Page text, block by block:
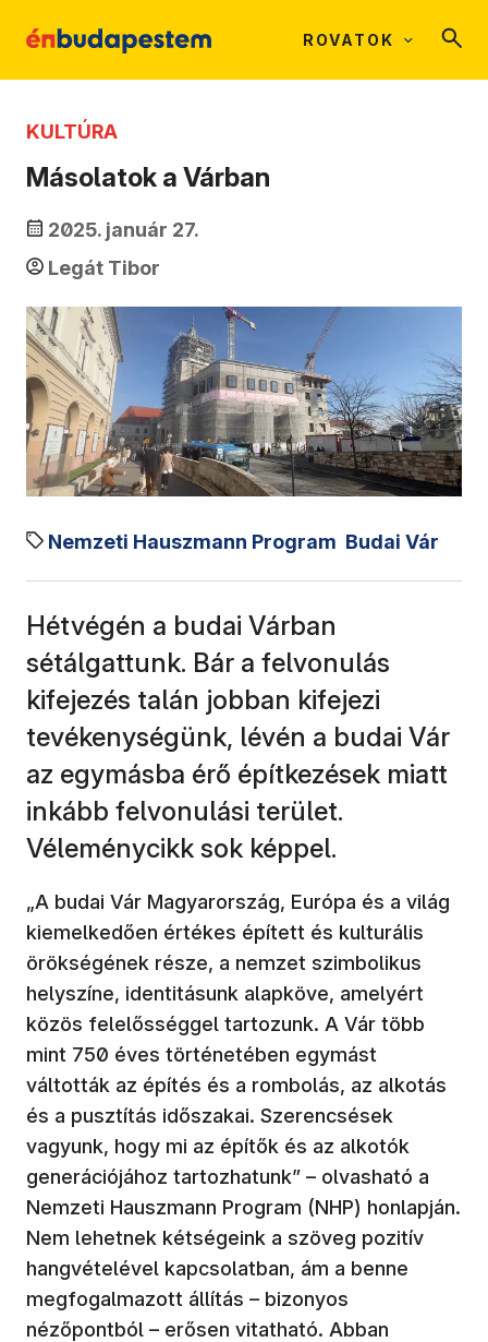
ROVATOK
KULTÚRA
Másolatok a Várban
2025. január 27.
Legát Tibor
Nemzeti Hauszmann Program Budai Vár
Hétvégén a budai Várban
sétálgattunk. Bár a felvonulás
kifejezés talán jobban kifejezi
tevékenységünk, lévén a budai Vár
az egymásba érő építkezések miatt
inkább felvonulási terület.
Véleménycikk sok képpel.
„A budai Vár Magyarország, Európa és a világ
kiemelkedően értékes épített és kulturális
örökségének része, a nemzet szimbolikus
helyszíne, identitásunk alapköve, amelyért
közös felelősséggel tartozunk. A Vár több
mint 750 éves történetében egymást
váltották az építés és a rombolás, az alkotás
és a pusztítás időszakai. Szerencsések
vagyunk, hogy mi az építők és az alkotók
generációjához tartozhatunk” – olvasható a
Nemzeti Hauszmann Program (NHP) honlapján.
Nem lehetnek kétségeink a szöveg pozitív
hangvételével kapcsolatban, ám a benne
megfogalmazott állítás – bizonyos
nézőpontból – erősen vitatható. Abban